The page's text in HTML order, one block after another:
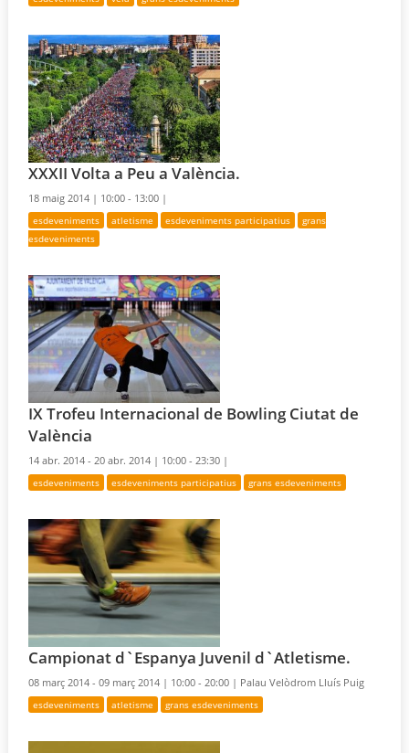
XXXII Volta a Peu a València.
18 maig 2014 | 10:00 - 13:00 |
esdeveniments atletisme esdeveniments participatius
grans
esdeveniments
IX Trofeu Internacional de Bowling Ciutat de
València
14 abr. 2014 - 20 abr. 2014 | 10:00 - 23:30 |
esdeveniments esdeveniments participatius grans esdeveniments
Campionat d`Espanya Juvenil d`Atletisme.
08 març 2014 - 09 març 2014 | 10:00 - 20:00 | Palau Velòdrom Lluís Puig
esdeveniments atletisme grans esdeveniments